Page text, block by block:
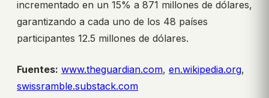
incrementado en un 15% a 871 millones de dólares,
garantizando a cada uno de los 48 países
participantes 12.5 millones de dólares.
Fuentes: www.theguardian.com, en.wikipedia.org,
swissramble.substack.com